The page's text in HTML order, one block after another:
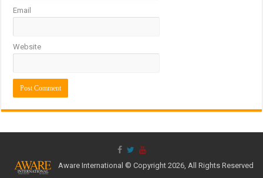
Email
Website
Aware International © Copyright 2026, All Rights Reserved